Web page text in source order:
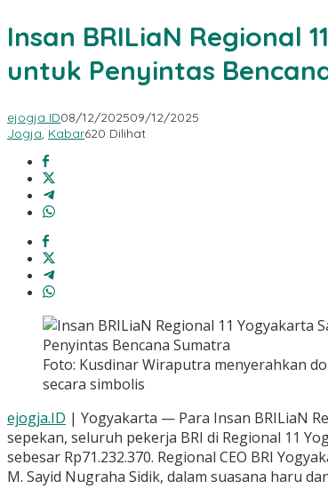
Insan BRILiaN Regional
untuk Penyintas
ejogja ID08/12/202509/12/2025
Jogja, Kabar620 Dilihat
Foto: Kusdinar Wiraputra menyerahkan
secara simbolis
ejogja.ID | Yogyakarta — Para Insan BRILiaN
sepekan, seluruh pekerja BRI di Regional 11
sebesar Rp71.232.370. Regional CEO BRI
M. Sayid Nugraha Sidik, dalam suasana haru